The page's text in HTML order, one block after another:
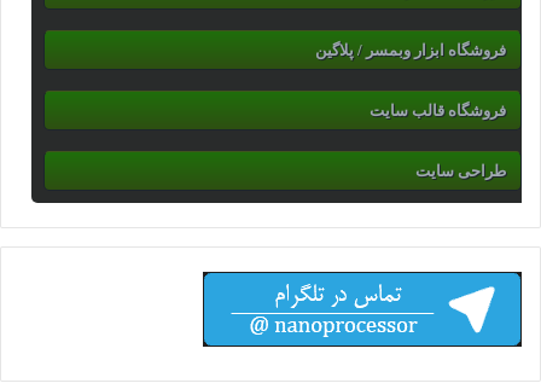
فروشگاه ابزار وبمسر / پلاگین
فروشگاه قالب سایت
طراحی سایت